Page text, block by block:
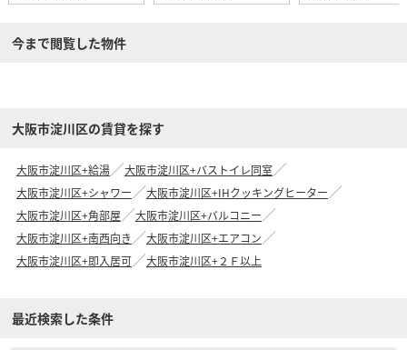
今まで閲覧した物件
大阪市淀川区の賃貸を探す
大阪市淀川区+給湯
大阪市淀川区+バストイレ同室
大阪市淀川区+シャワー
大阪市淀川区+IHクッキングヒーター
大阪市淀川区+角部屋
大阪市淀川区+バルコニー
大阪市淀川区+南西向き
大阪市淀川区+エアコン
大阪市淀川区+即入居可
大阪市淀川区+２Ｆ以上
最近検索した条件